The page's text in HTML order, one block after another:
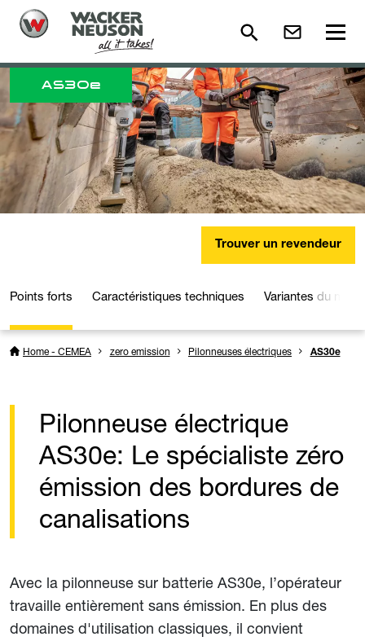
AS30e
Trouver un revendeur
Points forts Caractéristiques techniques Variantes du
Home - CEMEA zero emission Pilonneuses électriques AS30e
Pilonneuse électrique
AS30e: Le spécialiste zéro
émission des bordures de
canalisations
Avec la pilonneuse sur batterie AS30e, l’opérateur
travaille entièrement sans émission. En plus des
domaines d'utilisation classiques, il convient